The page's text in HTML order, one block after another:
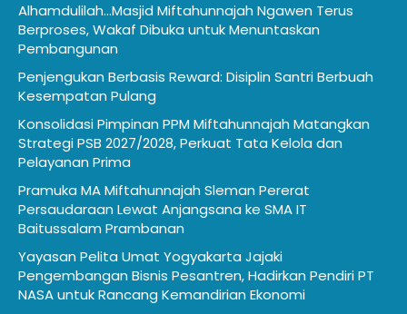
Alhamdulilah…Masjid Miftahunnajah Ngawen Terus
Berproses, Wakaf Dibuka untuk Menuntaskan
Pembangunan
Penjengukan Berbasis Reward: Disiplin Santri Berbuah
Kesempatan Pulang
Konsolidasi Pimpinan PPM Miftahunnajah Matangkan
Strategi PSB 2027/2028, Perkuat Tata Kelola dan
Pelayanan Prima
Pramuka MA Miftahunnajah Sleman Pererat
Persaudaraan Lewat Anjangsana ke SMA IT
Baitussalam Prambanan
Yayasan Pelita Umat Yogyakarta Jajaki
Pengembangan Bisnis Pesantren, Hadirkan Pendiri PT
NASA untuk Rancang Kemandirian Ekonomi